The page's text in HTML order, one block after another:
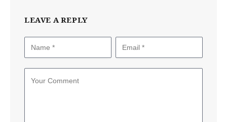
LEAVE A REPLY